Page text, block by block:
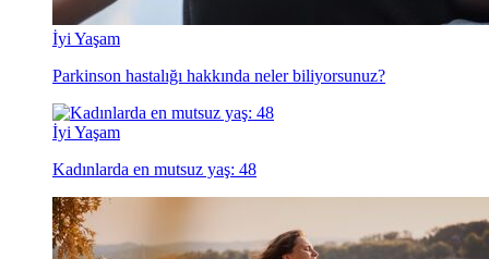
İyi Yaşam
Parkinson hastalığı hakkında neler biliyorsunuz?
İyi Yaşam
Kadınlarda en mutsuz yaş: 48